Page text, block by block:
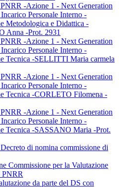
-Azione 1 - Next Generation
Personale Interno -
Metodologica e Didattica -
Anna -Prot. 2931
-Azione 1 - Next Generation
Personale Interno -
Tecnica -SELLITTI Maria carmela
-Azione 1 - Next Generation
Personale Interno -
Tecnica -CORLETO Filomena -
-Azione 1 - Next Generation
Personale Interno -
Tecnica -SASSANO Maria -Prot.
di nomina commissione di
Commissione per la Valutazione
PNRR
da parte del DS con